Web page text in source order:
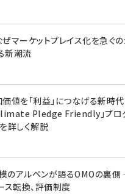
マーケットプレイス化を急ぐ
新潮流
値を「利益」につなげる新時
Pledge Friendly」プロ
詳しく解説
のアルペンが語るOMOの裏側
ス転換、評価制度